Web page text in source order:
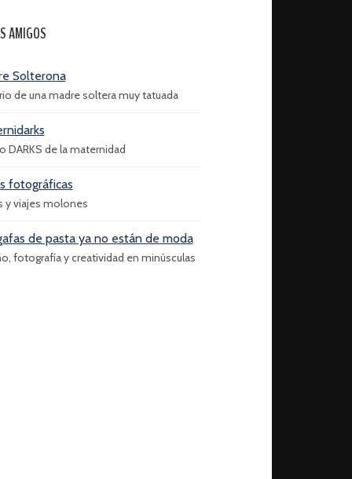
AMIGOS
Solterona
de una madre soltera muy tatuada
DARKS de la maternidad
fotográficas
y viajes molones
de pasta ya no están de moda
fotografía y creatividad en minúsculas